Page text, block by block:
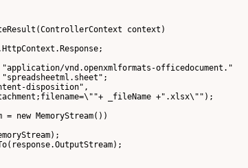
context)
vnd.openxmlformats-officedocument."
disposition",
_fileName +".xlsx\"");
= new MemoryStream())